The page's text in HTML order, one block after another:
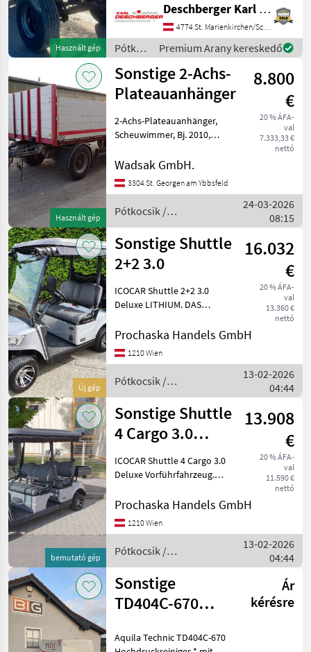
Használt gép
Deschberger Pótkocsik
Egyéb pótkocsik
Deschberger Karl Landtechnik GesmbH & Co KG
4774 St. Marienkirchen/Schärding
Pótkocsik
/
Sonstige
Premium Arany kereskedő
Használt gép
Sonstige 2-Achs-
Plateauanhänger
8.800
€
20 % ÁFA-
val
7.333,33 €
nettó
2-Achs-Plateauanhänger,
Scheuwimmer, Bj. 2010,
18.000 kg Gesamtgewicht, 7,
luftgefedert, 12 V
Rahmen
Wadsak GmbH.
3304 St. Georgen am Ybbsfeld
Pótkocsik /
Sonstige
24-03-2026
08:15
Új gép
Sonstige Shuttle
2+2 3.0
16.032
€
20 % ÁFA-
val
13.360 €
nettó
ICOCAR Shuttle 2+2 3.0
Deluxe LITHIUM. DAS
Camping oder Freizeit.
überragende Ausstattung
Prochaska Handels GmbH
1210 Wien
Pótkocsik /
Sonstige
13-02-2026
04:44
bemutató gép
Sonstige Shuttle
4 Cargo 3.0
Vorführfahrzeug
13.908
€
20 % ÁFA-
val
11.590 €
nettó
ICOCAR Shuttle 4 Cargo 3.0
Deluxe Vorführfahrzeug.
Hotelliere, Camping oder
und überragende
Prochaska Handels GmbH
1210 Wien
Pótkocsik /
Sonstige
13-02-2026
04:44
Sonstige
TD404C-670
Ár
kérésre
Aquila Technic TD404C-670